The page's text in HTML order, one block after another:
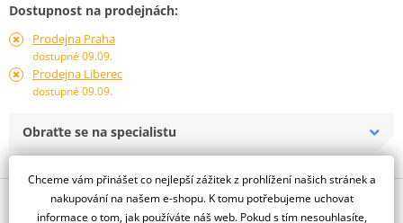
Dostupnost na prodejnách:
Prodejna Praha
dostupné 09.09.
Prodejna Liberec
dostupné 09.09.
Obraťte se na specialistu
Popis a parametry
Chceme vám přinášet co nejlepší zážitek z prohlížení našich stránek a
nakupování na našem e-shopu. K tomu potřebujeme uchovat
informace o tom, jak používáte náš web. Pokud s tím nesouhlasíte,